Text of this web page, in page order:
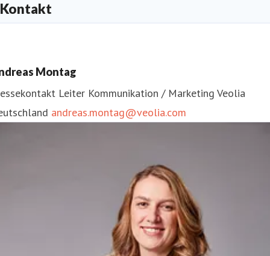
Kontakt
Montag
Leiter Kommunikation / Marketing Veolia
andreas.montag@veolia.com